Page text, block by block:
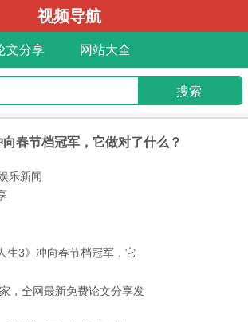
视频导航
文分享 网站大全
向春节档冠军，它做对了什么？
乐新闻
生3》冲向春节档冠军，它
，全网最新免费论文分享发